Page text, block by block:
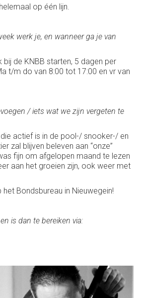
op één lijn.
werk je, en wanneer ga je van
bij de KNBB starten, 5 dagen per
t/m do van 8:00 tot 17:00 en vr van
/ iets wat we zijn vergeten te
actief is in de pool-/ snooker-/ en
zal blijven beleven aan “onze”
fijn om afgelopen maand te lezen
aan het groeien zijn, ook weer met
Bondsbureau in Nieuwegein!
is dan te bereiken via: